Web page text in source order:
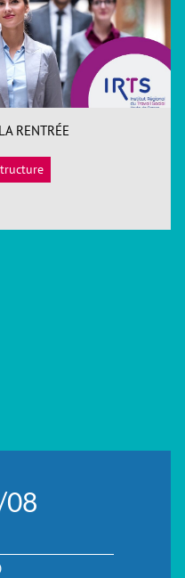
RENTRÉE
08